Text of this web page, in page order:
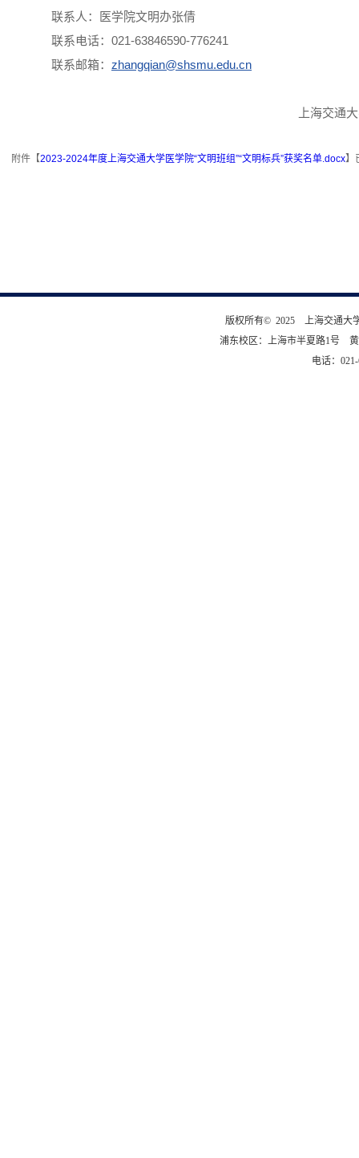
版权所有© 2025 上海交通大
浦东校区：上海市半夏路1号
电话：
联系人：医学院文明办张倩
联系电话：021-63846590-776241
联系邮箱： zhangqian@shsmu.edu.cn
上海交通
附件【2023-2024年度上海交通大学医学院“文明班组”“文明标兵”获奖名单.docx】